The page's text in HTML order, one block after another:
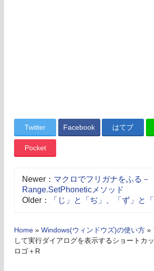
Twitter Facebook はてブ
Pocket
Newer： マクロでフリガナをふる－
Range.SetPhoneticメソッド
Older：
「じ」と「ぢ」、「ず」と「
Home » Windows(ウィンドウズ)の使い方 »
して実行ダイアログを表示するショートカ
ロゴ＋R